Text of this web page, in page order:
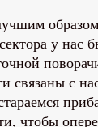
у нас
связаны с
чтобы